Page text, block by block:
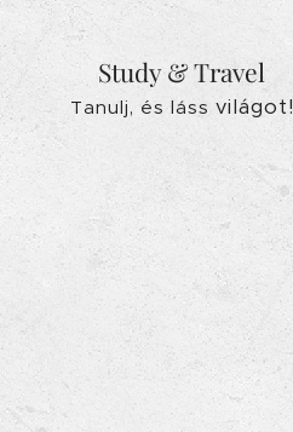
Study & Travel
Tanulj, és láss világot!